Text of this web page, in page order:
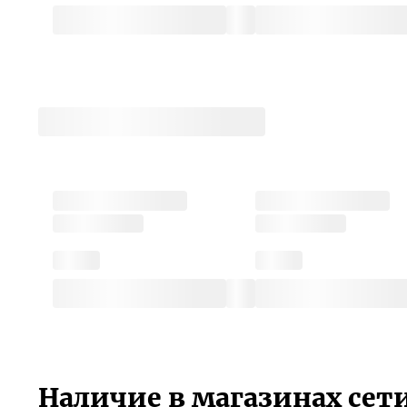
Наличие в магазинах